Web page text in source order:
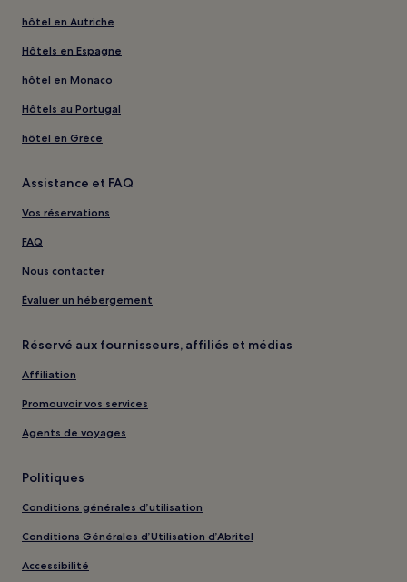
hôtel en Autriche
Hôtels en Espagne
hôtel en Monaco
Hôtels au Portugal
hôtel en Grèce
Assistance et FAQ
Vos réservations
FAQ
Nous contacter
Évaluer un hébergement
Réservé aux fournisseurs, affiliés et médias
Affiliation
Promouvoir vos services
Agents de voyages
Politiques
Conditions générales d’utilisation
Conditions Générales d’Utilisation d’Abritel
Accessibilité